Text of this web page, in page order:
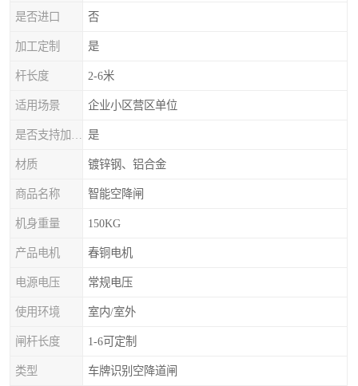
是否进口 否
加工定制 是
杆长度 2-6米
适用场景 企业小区营区单位
是
材质 镀锌钢、铝合金
商品名称 智能空降闸
机身重量 150KG
产品电机 春铜电机
电源电压 常规电压
使用环境 室内/室外
闸杆长度 1-6可定制
类型 车牌识别空降道闸